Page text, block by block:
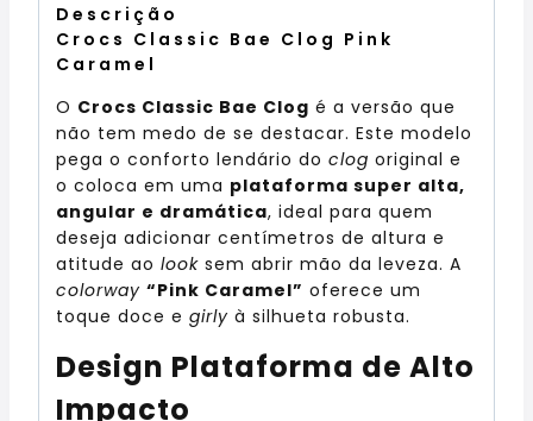
Descrição
Crocs Classic Bae Clog Pink
Caramel
O Crocs Classic Bae Clog é a versão que
não tem medo de se destacar. Este modelo
pega o conforto lendário do clog original e
o coloca em uma plataforma super alta,
angular e dramática, ideal para quem
deseja adicionar centímetros de altura e
atitude ao look sem abrir mão da leveza. A
colorway “Pink Caramel” oferece um
toque doce e girly à silhueta robusta.
Design Plataforma de Alto
Impacto